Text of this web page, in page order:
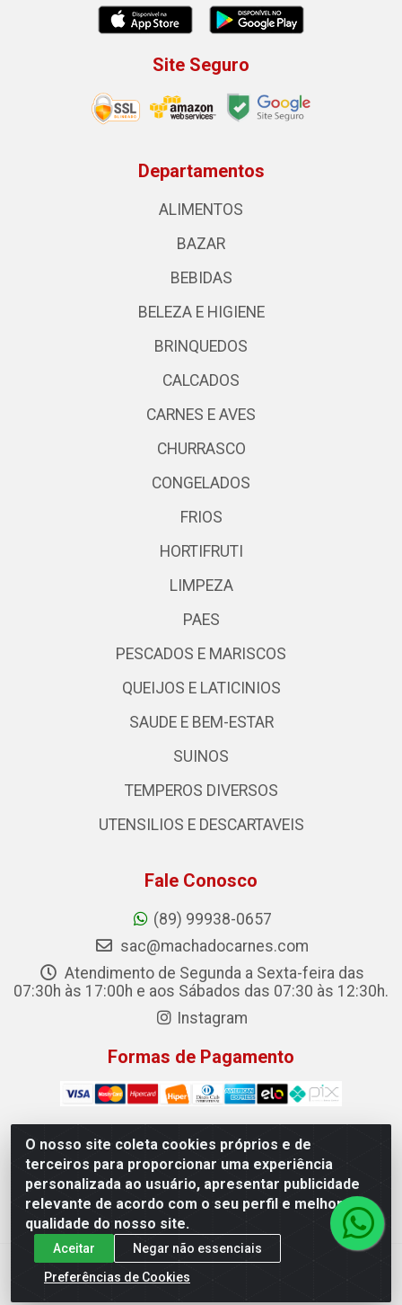
O nosso site coleta cookies próprios e de
terceiros para proporcionar uma experiência
personalizada ao usuário, apresentar publicidade
relevante de acordo com o seu perfil e melhorar a
qualidade do nosso site.
Aceitar
Negar não essenciais
Preferências de Cookies
Site Seguro
Departamentos
ALIMENTOS
BAZAR
BEBIDAS
BELEZA E HIGIENE
BRINQUEDOS
CALCADOS
CARNES E AVES
CHURRASCO
CONGELADOS
FRIOS
HORTIFRUTI
LIMPEZA
PAES
PESCADOS E MARISCOS
QUEIJOS E LATICINIOS
SAUDE E BEM-ESTAR
SUINOS
TEMPEROS DIVERSOS
UTENSILIOS E DESCARTAVEIS
Fale Conosco
(89) 99938-0657
sac@machadocarnes.com
Atendimento de Segunda a Sexta-feira das
07:30h às 17:00h e aos Sábados das 07:30 às 12:30h.
Instagram
Formas de Pagamento
Machado Carnes Distribuidora de Alimentos LTDA -
Logradouro: Avenida Candido Aleixo, 148 - Centro - Oeiras/PI
- CEP 64.500-000 - 31.391.008/0001-50